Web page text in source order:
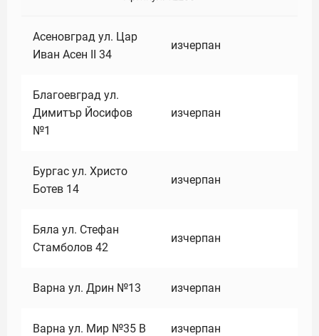
Асеновград ул. Цар
Иван Асен II 34
изчерпан
Благоевград ул.
Димитър Йосифов
№1
изчерпан
Бургас ул. Христо
Ботев 14
изчерпан
Бяла ул. Стефан
Стамболов 42
изчерпан
Варна ул. Дрин №13 изчерпан
Варна ул. Мир №35 В изчерпан